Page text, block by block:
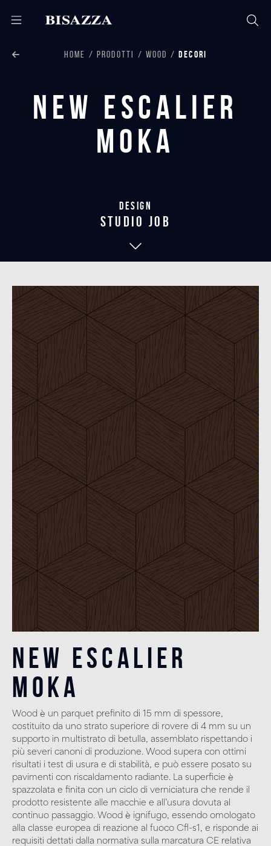
HOME PRODOTTI WOOD DECORI
New Escalier
Moka
Design
studio job
New Escalier
Moka
Wood è un parquet prefinito di 15 mm di spessore,
costituito da uno strato superiore di rovere di 4 mm su un
supporto in multistrato di betulla, assemblato rispettando i
più severi canoni di produzione. Wood supera con ottimi
risultati i test di usura e di stabilità, e può essere posato su
pavimenti con riscaldamento radiante. La superficie è
spazzolata e finita con un ciclo di verniciatura che rende il
prodotto resistente alle macchie e all’usura dovuta al
continuo passaggio. Wood è ignifugo, essendo omologato
alla classe europea di reazione al fuoco Cfl-s1, e risponde ai
requisiti dettati dalla normativa sulla marcatura CE relativa